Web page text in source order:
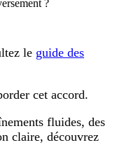
?
le guide des
cet accord.
fluides, des
claire, découvrez